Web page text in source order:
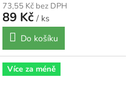
73,55 Kč bez DPH
89 Kč / ks
Do košíku
Více za méně